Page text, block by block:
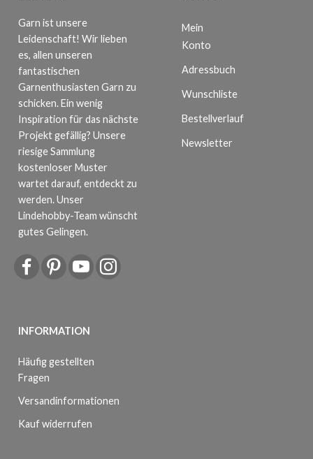
Garn ist unsere
Leidenschaft! Wir lieben
es, allen unseren
fantastischen
Garnenthusiasten Garn zu
schicken. Ein wenig
Inspiration für das nächste
Projekt gefällig? Unsere
riesige Sammlung
kostenloser Muster
wartet darauf, entdeckt zu
werden. Unser
Lindehobby-Team wünscht
gutes Gelingen.
INFORMATION
Häufig gestellten
Fragen
Versandinformationen
Kauf widerrufen
Mein
Konto
Adressbuch
Wunschliste
Bestellverlauf
Newsletter